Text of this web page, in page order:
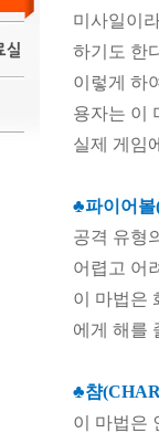
미사일이
하기도 한
이렇게 하
용자는 이
실제 게임
♣파이어
공격 유형
어렵고 어
이 마법은
에게 해를
♣챰
이 마법은